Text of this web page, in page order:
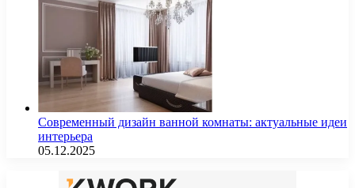
Современный дизайн ванной комнаты: актуальные идеи
интерьера
05.12.2025